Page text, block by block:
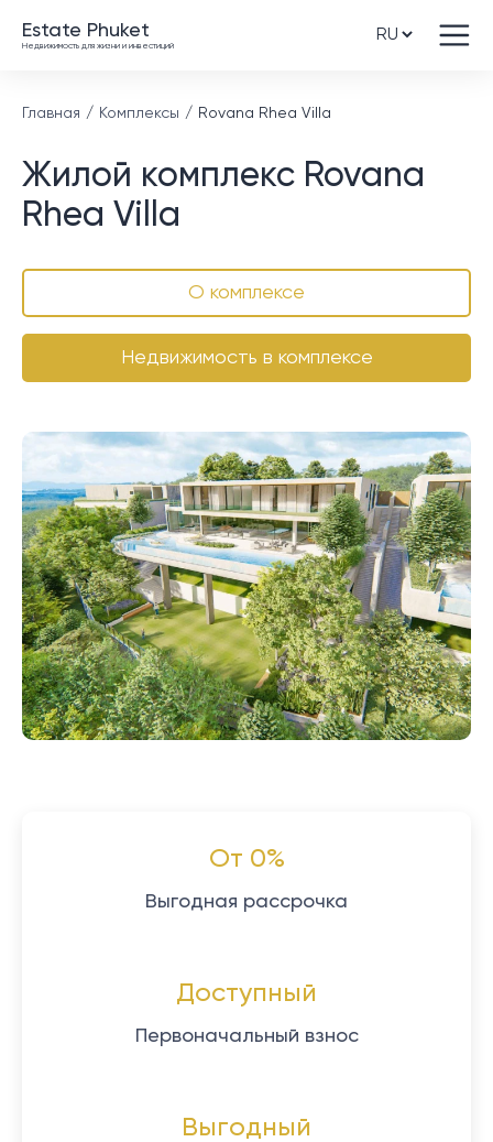
Estate Phuket
Недвижимость для жизни и инвестиций
Главная Комплексы Rovana Rhea Villa
Жилой комплекс Rovana
Rhea Villa
О комплексе
Недвижимость в комплексе
От 0%
Выгодная рассрочка
Доступный
Первоначальный взнос
Выгодный